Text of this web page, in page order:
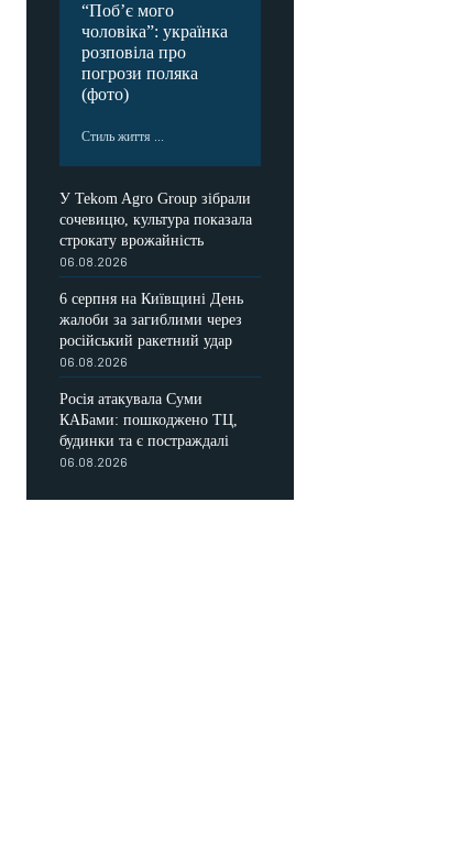
“Побʼє мого
чоловіка”: українка
розповіла про
погрози поляка
(фото)
Стиль життя ...
У Tekom Agro Group зібрали
сочевицю, культура показала
строкату врожайність
06.08.2026
6 серпня на Київщині День
жалоби за загиблими через
російський ракетний удар
06.08.2026
Росія атакувала Суми
КАБами: пошкоджено ТЦ,
будинки та є постраждалі
06.08.2026